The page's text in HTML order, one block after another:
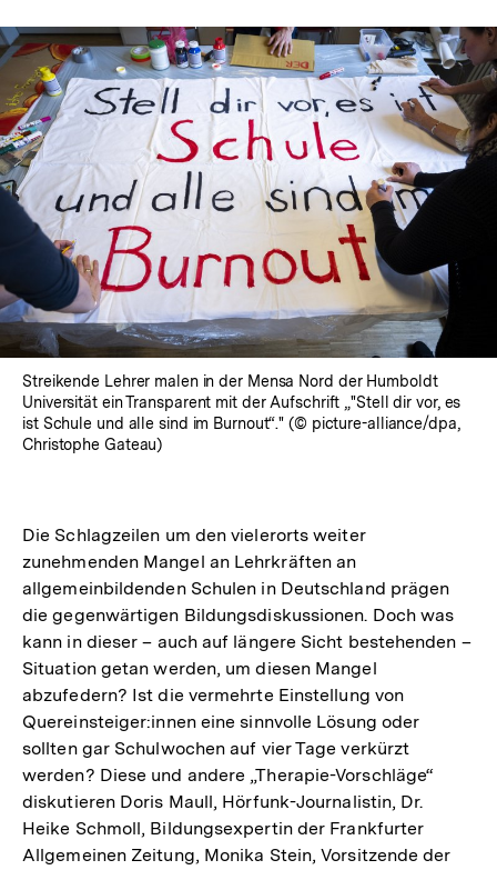
Streikende Lehrer malen in der Mensa Nord der Humboldt
Universität ein Transparent mit der Aufschrift „"Stell dir vor, es
ist Schule und alle sind im Burnout“." (© picture-alliance/dpa,
Christophe Gateau)
Die Schlagzeilen um den vielerorts weiter
zunehmenden Mangel an Lehrkräften an
allgemeinbildenden Schulen in Deutschland prägen
die gegenwärtigen Bildungsdiskussionen. Doch was
kann in dieser – auch auf längere Sicht bestehenden –
Situation getan werden, um diesen Mangel
abzufedern? Ist die vermehrte Einstellung von
Quereinsteiger:innen eine sinnvolle Lösung oder
sollten gar Schulwochen auf vier Tage verkürzt
werden? Diese und andere „Therapie-Vorschläge“
diskutieren Doris Maull, Hörfunk-Journalistin, Dr.
Heike Schmoll, Bildungsexpertin der Frankfurter
Allgemeinen Zeitung, Monika Stein, Vorsitzende der